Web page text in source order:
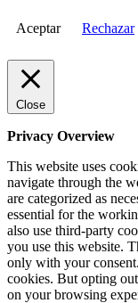
Aceptar Rechazar
Close
Privacy Overview
This website uses
navigate through the
are categorized as
essential for the
also use third-party
you use this website.
only with your
cookies. But opting
on your browsing